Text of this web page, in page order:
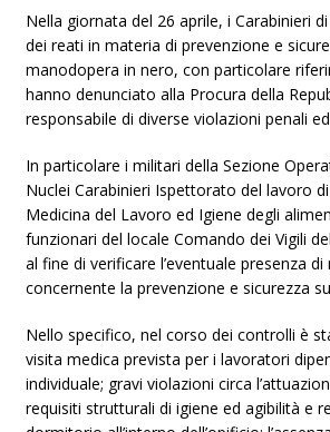
Nella giornata del 26 aprile, i Carabinieri
dei reati in materia di prevenzione e
manodopera in nero, con particolare
hanno denunciato alla Procura della
responsabile di diverse violazioni penali
In particolare i militari della Sezione
Nuclei Carabinieri Ispettorato del lavoro
Medicina del Lavoro ed Igiene degli
funzionari del locale Comando dei Vigili
al fine di verificare l’eventuale presenza
concernente la prevenzione e sicurezza
Nello specifico, nel corso dei controlli è
visita medica prevista per i lavoratori
individuale; gravi violazioni circa
requisiti strutturali di igiene ed agibilità e